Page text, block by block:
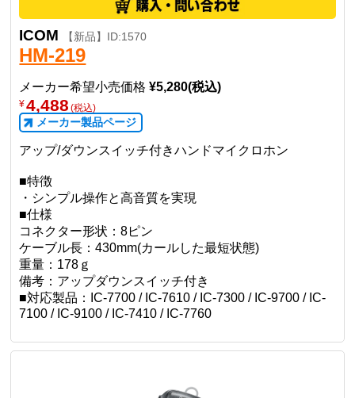
ICOM 【新品】ID:1570
HM-219
メーカー希望小売価格
¥4,488 (税込)
メーカー製品ページ
アップ/ダウンスイッチ付きハンドマイクロホン
■特徴
・シンプル操作と高音質を実現
コネクター形状：8ピン